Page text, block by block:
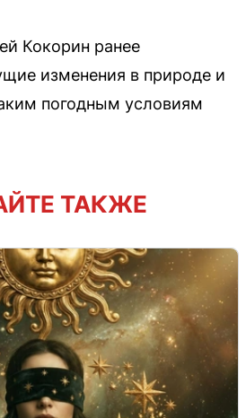
Кокорин ранее
изменения в природе и
погодным условиям
ТАКЖЕ